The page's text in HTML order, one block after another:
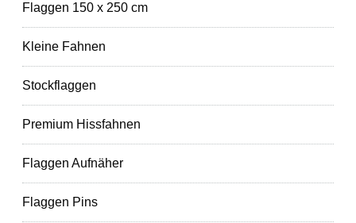
Flaggen 150 x 250 cm
Kleine Fahnen
Stockflaggen
Premium Hissfahnen
Flaggen Aufnäher
Flaggen Pins